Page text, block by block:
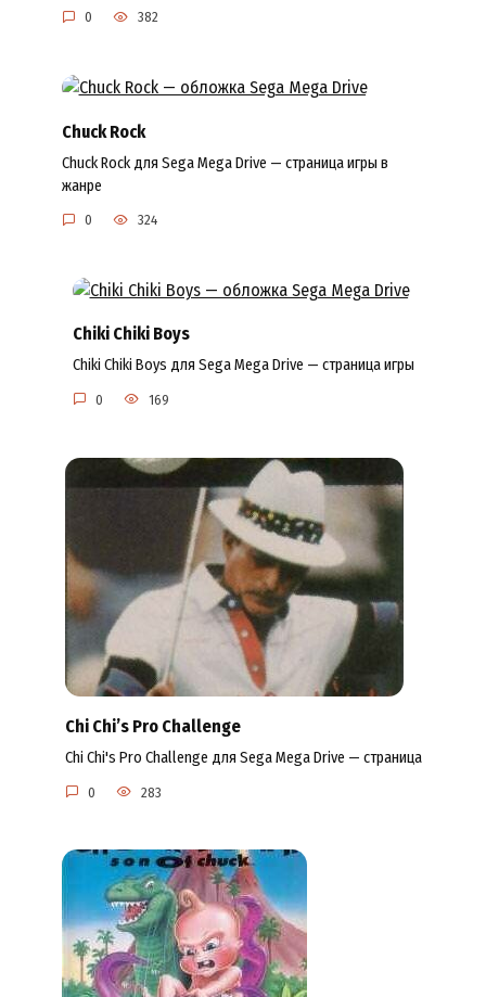
0 382
Chuck Rock
Chuck Rock для Sega Mega Drive — страница игры в
жанре
0 324
Chiki Chiki Boys
Chiki Chiki Boys для Sega Mega Drive — страница игры
0 169
Chi Chi’s Pro Challenge
Chi Chi's Pro Challenge для Sega Mega Drive — страница
0 283